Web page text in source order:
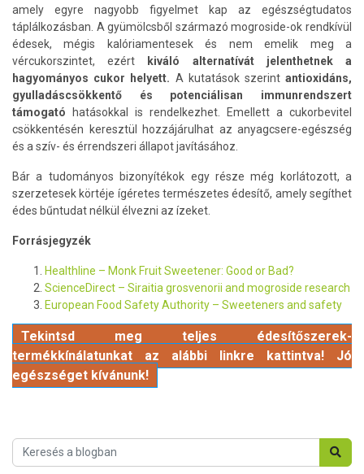
amely egyre nagyobb figyelmet kap az egészségtudatos
táplálkozásban. A gyümölcsből származó mogroside-ok rendkívül
édesek, mégis kalóriamentesek és nem emelik meg a
vércukorszintet, ezért
kiváló alternatívát jelenthetnek a
hagyományos cukor helyett. A kutatások szerintantioxidáns,
gyulladáscsökkentő és potenciálisan immunrendszert
támogató hatásokkal is rendelkezhet. Emellett a cukorbevitel
csökkentésén keresztül hozzájárulhat az anyagcsere-egészség
és a szív- és érrendszeri állapot javításához.
Bár a tudományos bizonyítékok egy része még korlátozott, a
szerzetesek körtéje ígéretes természetes édesítő, amely segíthet
édes bűntudat nélkül élvezni az ízeket.
Forrásjegyzék
Healthline – Monk Fruit Sweetener: Good or Bad?
ScienceDirect – Siraitia grosvenorii and mogroside research
European Food Safety Authority – Sweeteners and safety
Tekintsd meg teljes édesítőszerek-
termékkínálatunkat az alábbi linkre kattintva! Jó
egészséget kívánunk!